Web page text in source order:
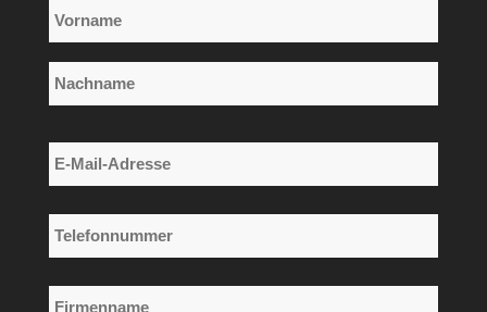
Name
*
Vorname
E-
Mail-
Adresse
Telefonnummer
*
Firmenname